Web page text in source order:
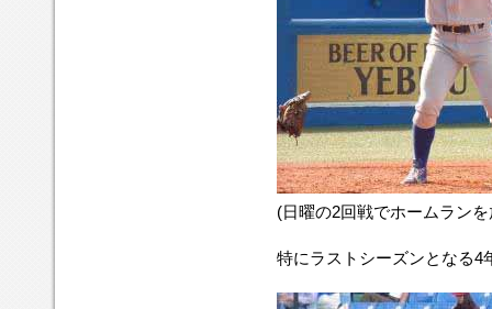
(日曜の2回戦でホームラン
特にラストシーズンとなる4